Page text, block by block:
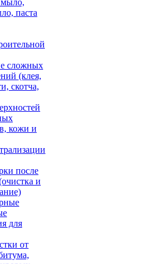
паста
сложных
(клея,
скотча,
кожи и
после
и
для
от